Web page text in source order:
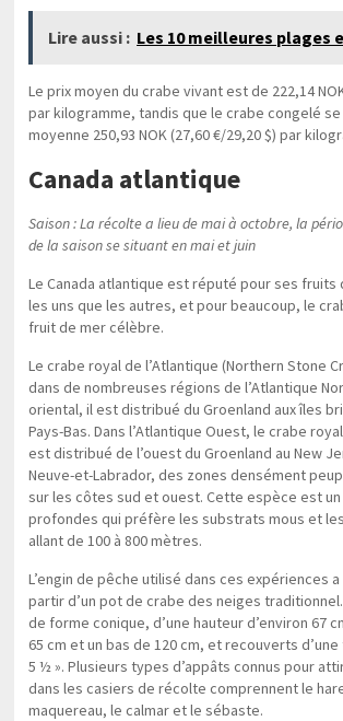
Lire aussi : Les 10 meilleures plages
Le prix moyen du crabe vivant est de 222,14
par kilogramme, tandis que le crabe congelé
moyenne 250,93 NOK (27,60 €/29,20 $) par
Canada atlantique
Saison : La récolte a lieu de mai à octobre, la
de la saison se situant en mai et juin
Le Canada atlantique est réputé pour ses fruits
les uns que les autres, et pour beaucoup, le
fruit de mer célèbre.
Le crabe royal de l’Atlantique (Northern Stone
dans de nombreuses régions de l’Atlantique
oriental, il est distribué du Groenland aux îles
Pays-Bas. Dans l’Atlantique Ouest, le crabe
est distribué de l’ouest du Groenland au New
Neuve-et-Labrador, des zones densément
sur les côtes sud et ouest. Cette espèce est un
profondes qui préfère les substrats mous et
allant de 100 à 800 mètres.
L’engin de pêche utilisé dans ces expériences
partir d’un pot de crabe des neiges
de forme conique, d’une hauteur d’environ 67
65 cm et un bas de 120 cm, et recouverts
5 ½ ». Plusieurs types d’appâts connus pour
dans les casiers de récolte comprennent le
maquereau, le calmar et le sébaste.